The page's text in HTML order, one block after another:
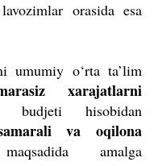
orasida esa
umumiy o‘rta ta’lim
xarajatlarni
budjeti hisobidan
va oqilona
amalga